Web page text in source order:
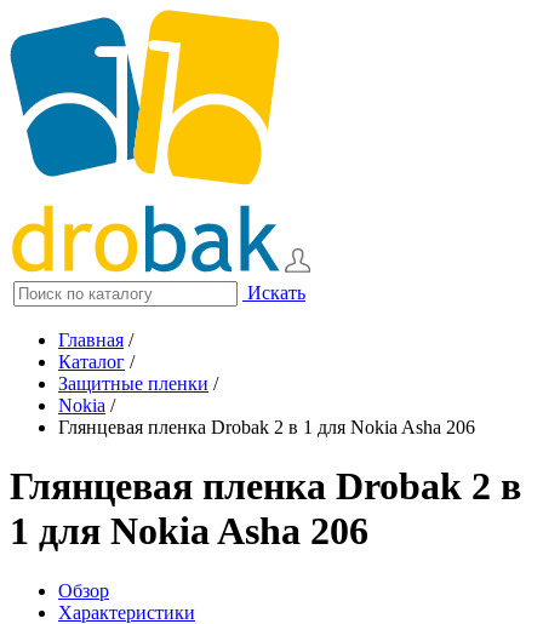
Искать
Главная /
Каталог /
Защитные пленки /
Nokia /
Глянцевая пленка Drobak 2 в 1 для Nokia Asha 206
Глянцевая пленка Drobak 2 в
1 для Nokia Asha 206
Обзор
Характеристики